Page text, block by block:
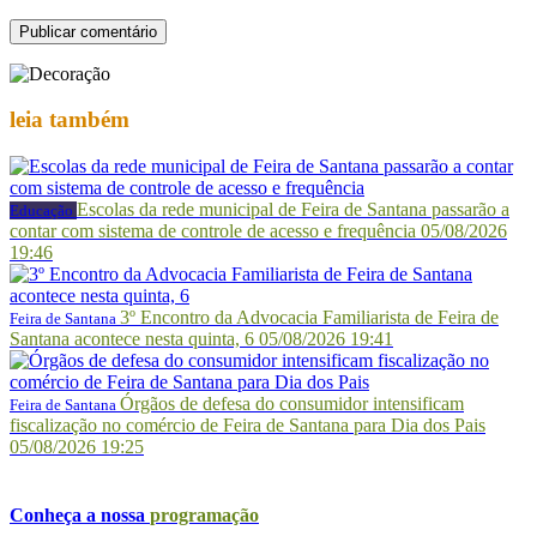
leia também
Educação Escolas da rede municipal de Feira de Santana passarão a
contar com sistema de controle de acesso e frequência 05/08/2026
19:46
Feira de Santana 3º Encontro da Advocacia Familiarista de Feira de
Santana acontece nesta quinta, 6 05/08/2026 19:41
Feira de Santana Órgãos de defesa do consumidor intensificam
fiscalização no comércio de Feira de Santana para Dia dos Pais
05/08/2026 19:25
Conheça a nossa programação